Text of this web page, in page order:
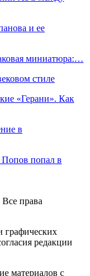
и ее
миниатюра:…
стиле
«Герани». Как
в
попал в
права
графических
редакции
материалов с